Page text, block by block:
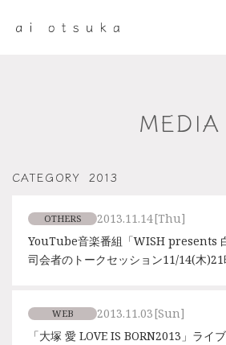
MEDIA
CATEGORY 2013
OTHERS 2013.11.14[Thu]
YouTube音楽番組「WISH presents
司会者のトークセッション11/14(木)21
WEB 2013.11.03[Sun]
「大塚 愛 LOVE IS BORN2013」ライ